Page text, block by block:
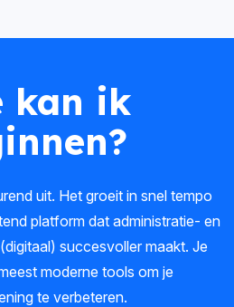
kan ik
uit. Het groeit in snel tempo
platform dat administratie- en
succesvoller maakt. Je
moderne tools om je
te verbeteren.